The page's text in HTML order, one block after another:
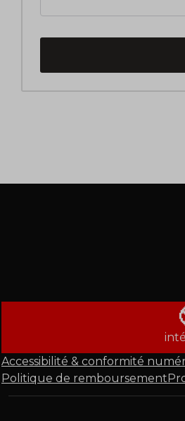
Accessibilité & conformité
Politique de remboursement